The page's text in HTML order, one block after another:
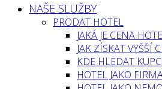
NAŠE SLUŽBY
PRODAT HOTEL
JAKÁ JE CENA
JAK ZÍSKAT VYŠŠÍ
KDE HLEDAT
HOTEL JAKO